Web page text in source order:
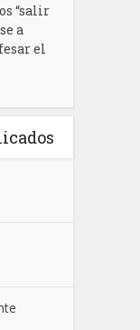
“salir
a
el